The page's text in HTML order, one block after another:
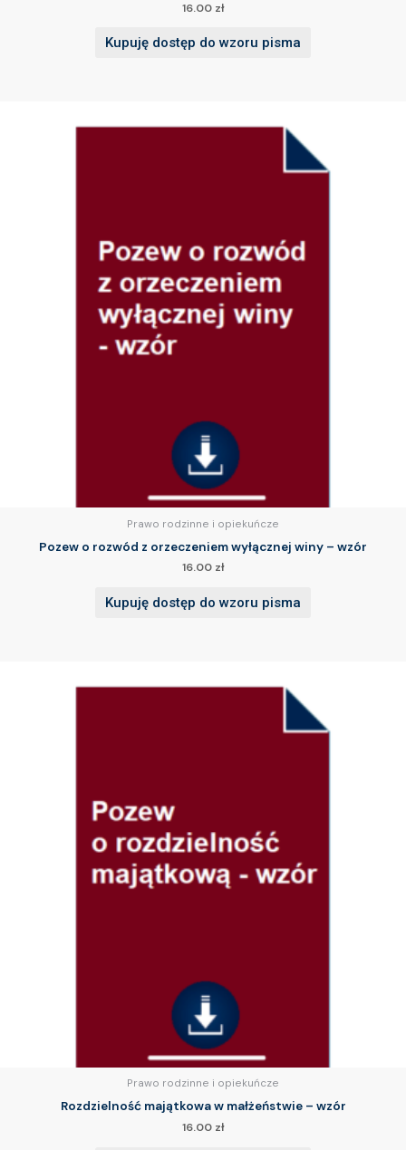
16.00 zł
Kupuję dostęp do wzoru pisma
Prawo rodzinne i opiekuńcze
Pozew o rozwód z orzeczeniem wyłącznej winy – wzór
16.00 zł
Kupuję dostęp do wzoru pisma
Prawo rodzinne i opiekuńcze
Rozdzielność majątkowa w małżeństwie – wzór
16.00 zł